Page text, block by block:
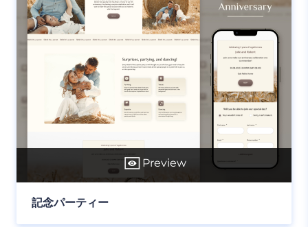
Preview
記念パーティー